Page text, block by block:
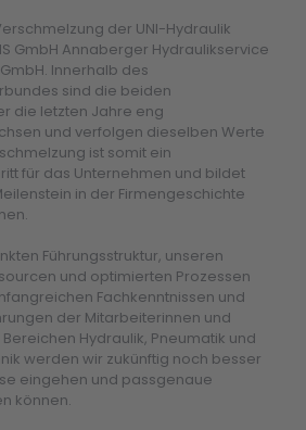
der UNI-Hydraulik
GmbH Annaberger Hydraulikservice
Innerhalb des
sind die beiden
die letzten Jahre eng
und verfolgen dieselben Werte
ist somit ein
für das Unternehmen und bildet
in der Firmengeschichte
Führungsstruktur, unseren
und optimierten Prozessen
Fachkenntnissen und
der Mitarbeiterinnen und
Hydraulik, Pneumatik und
werden wir zukünftig noch besser
eingehen und passgenaue
können.